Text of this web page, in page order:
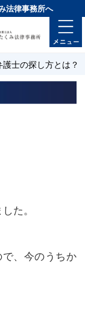
法律事務所へ
護士の探し方とは？
た。
、今のうちか